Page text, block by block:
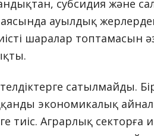
субсидия және
ауылдық
шаралар топтамасын
сатылмайды.
экономикалық
тиіс. Аграрлық